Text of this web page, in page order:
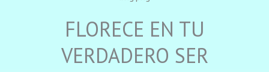
FLORECE EN TU
VERDADERO SER